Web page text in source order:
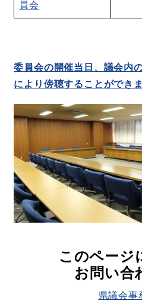
員会
委員会の開催当日、議会内
により傍聴することができま
このページ
お問い合
県議会事